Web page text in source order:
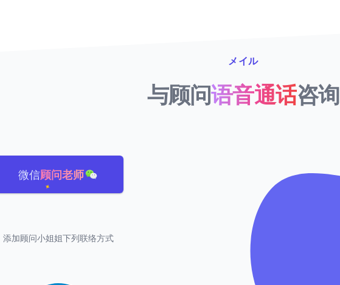
メイル
与顾问语音通话咨询
微信顾问老师
添加顾问小姐姐下列联络方式